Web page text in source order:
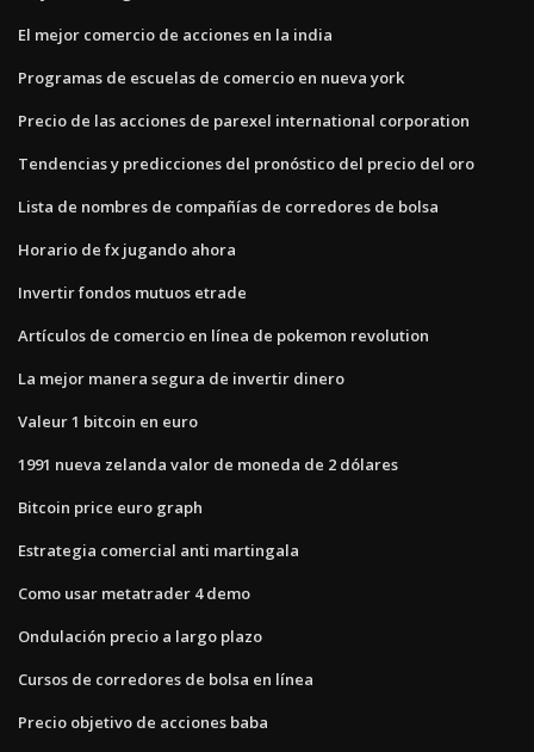
El mejor comercio de acciones en la india
Programas de escuelas de comercio en nueva york
Precio de las acciones de parexel international corporation
Tendencias y predicciones del pronóstico del precio del oro
Lista de nombres de compañías de corredores de bolsa
Horario de fx jugando ahora
Invertir fondos mutuos etrade
Artículos de comercio en línea de pokemon revolution
La mejor manera segura de invertir dinero
Valeur 1 bitcoin en euro
1991 nueva zelanda valor de moneda de 2 dólares
Bitcoin price euro graph
Estrategia comercial anti martingala
Como usar metatrader 4 demo
Ondulación precio a largo plazo
Cursos de corredores de bolsa en línea
Precio objetivo de acciones baba